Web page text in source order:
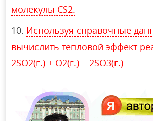
молекулы CS2.
Используя справочные
вычислить тепловой эффект
2SO2(г.) + O2(г.) = 2SO3(г.)